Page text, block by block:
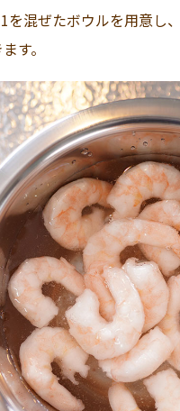
を混ぜたボウルを用意し
す。